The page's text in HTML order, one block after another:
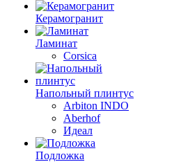
Керамогранит
Ламинат
Corsica
Напольный плинтус
Arbiton INDO
Aberhof
Идеал
Подложка